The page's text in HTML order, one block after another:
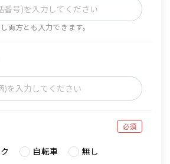
両方とも入力できます。
必須
自転車 無し